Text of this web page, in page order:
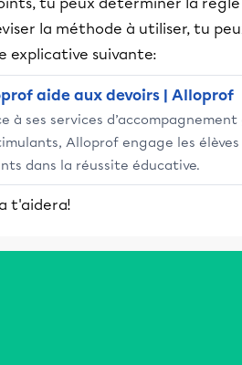
la méthode à utiliser, tu
explicative suivante:
aide aux devoirs | Alloprof
à ses services
Alloprof engage les
dans la réussite éducative.
t'aidera!